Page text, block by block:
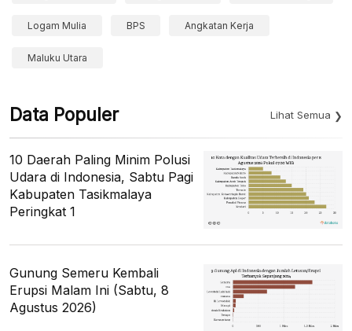
Logam Mulia BPS Angkatan Kerja
Maluku Utara
Data Populer Lihat Semua
10 Daerah Paling Minim Polusi
Udara di Indonesia, Sabtu Pagi
Kabupaten Tasikmalaya
Peringkat 1
Gunung Semeru Kembali
Erupsi Malam Ini (Sabtu, 8
Agustus 2026)